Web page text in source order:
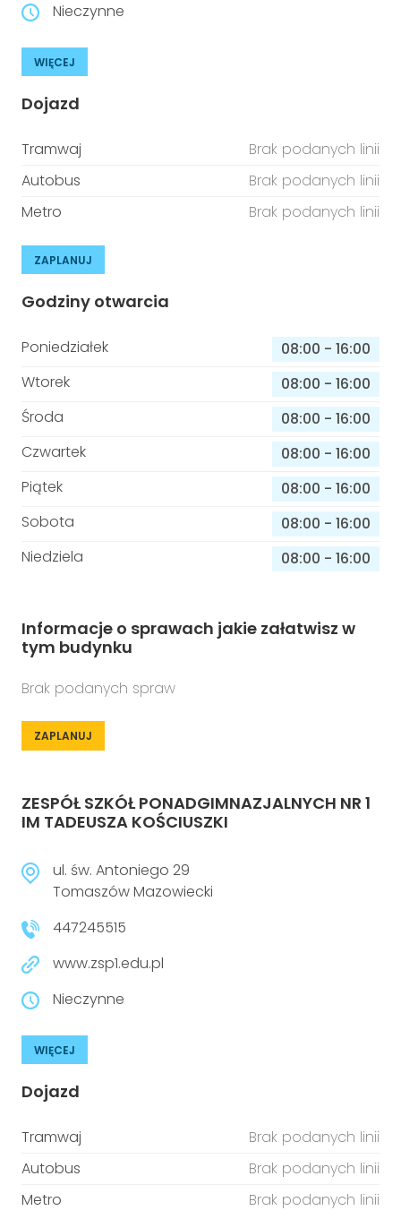
Nieczynne
WIĘCEJ
Dojazd
Tramwaj
Brak podanych linii
Autobus
Brak podanych linii
Metro
Brak podanych linii
ZAPLANUJ
Godziny otwarcia
Poniedziałek 08:00 - 16:00
Wtorek
08:00 - 16:00
Środa
08:00 - 16:00
Czwartek
08:00 - 16:00
Piątek
08:00 - 16:00
Sobota
08:00 - 16:00
Niedziela
08:00 - 16:00
Informacje o sprawach jakie załatwisz w
tym budynku
Brak podanych spraw
ZAPLANUJ
ZESPÓŁ SZKÓŁ PONADGIMNAZJALNYCH NR 1
IM TADEUSZA KOŚCIUSZKI
ul. św. Antoniego 29
Tomaszów Mazowiecki
447245515
www.zsp1.edu.pl
Nieczynne
WIĘCEJ
Dojazd
Tramwaj
Brak podanych linii
Autobus
Brak podanych linii
Metro
Brak podanych linii